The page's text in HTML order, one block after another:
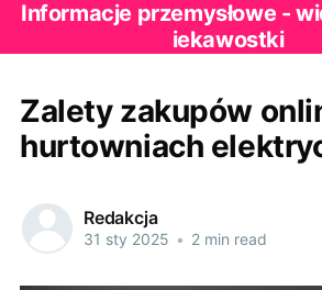
Informacje przemysłowe -
iekawostki
Zalety zakupów
hurtowniach
Redakcja
31 sty 2025 • 2 min read